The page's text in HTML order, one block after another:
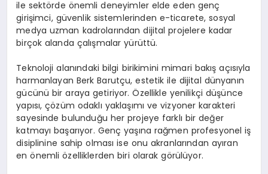
ile sektörde önemli deneyimler elde eden genç
girişimci, güvenlik sistemlerinden e-ticarete, sosyal
medya uzman kadrolarından dijital projelere kadar
birçok alanda çalışmalar yürüttü.
Teknoloji alanındaki bilgi birikimini mimari bakış açısıyla
harmanlayan Berk Barutçu, estetik ile dijital dünyanın
gücünü bir araya getiriyor. Özellikle yenilikçi düşünce
yapısı, çözüm odaklı yaklaşımı ve vizyoner karakteri
sayesinde bulunduğu her projeye farklı bir değer
katmayı başarıyor. Genç yaşına rağmen profesyonel iş
disiplinine sahip olması ise onu akranlarından ayıran
en önemli özelliklerden biri olarak görülüyor.